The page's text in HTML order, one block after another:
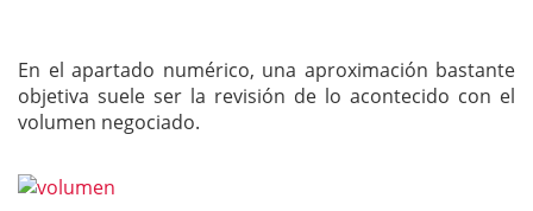
En el apartado numérico, una aproximación bastante
objetiva suele ser la revisión de lo acontecido con el
volumen negociado.